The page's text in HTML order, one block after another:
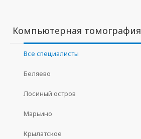
Компьютерная томография
Все специалисты
Беляево
Лосиный остров
Марьино
Крылатское